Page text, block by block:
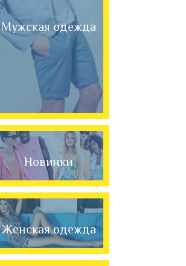
Мужская одежда
Новинки
Женская одежда